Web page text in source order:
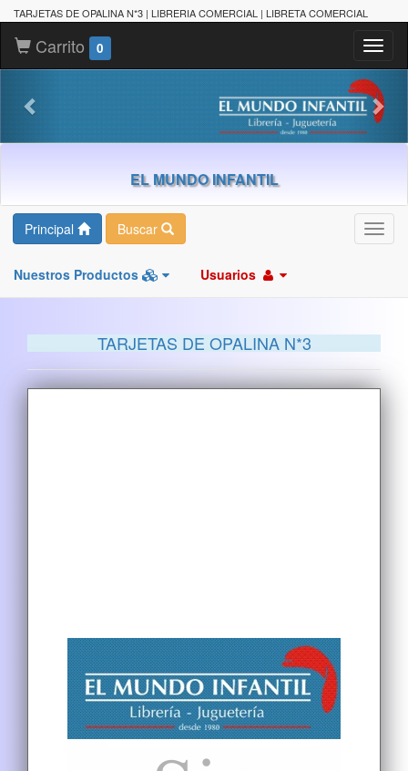
TARJETAS DE OPALINA N*3 | LIBRERIA COMERCIAL | LIBRETA COMERCIAL
Carrito 0
EL MUNDO INFANTIL
Principal Buscar
Nuestros Productos Usuarios
TARJETAS DE OPALINA N*3